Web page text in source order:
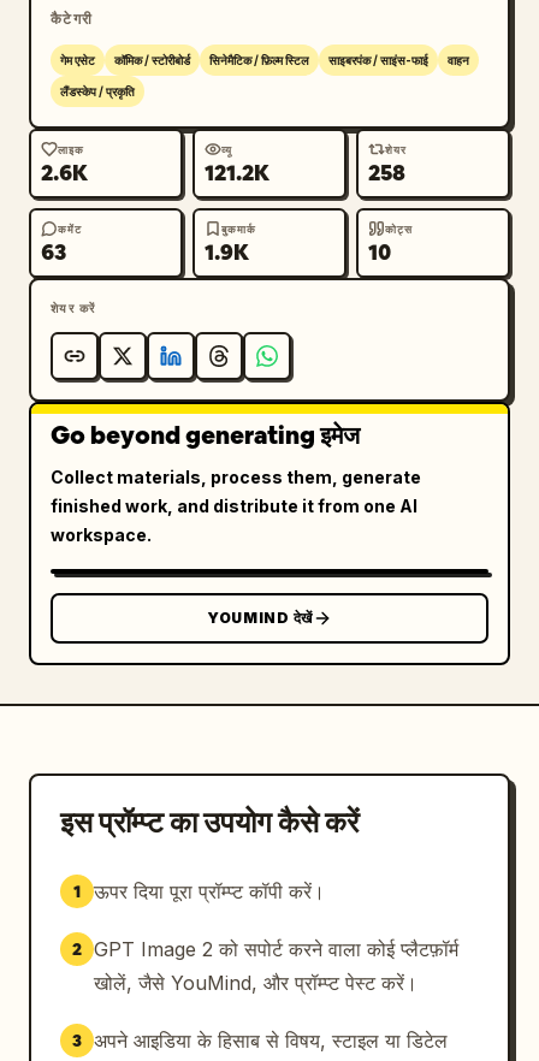
कैटेगरी
गेम एसेट कॉमिक / स्टोरीबोर्ड सिनेमैटिक / फ़िल्म स्टिल साइबरपंक / साइंस-फाई वाहन
लैंडस्केप / प्रकृति
लाइक
2.6K
व्यू
121.2K
शेयर
258
कमेंट
63
बुकमार्क
1.9K
कोट्स
10
शेयर करें
Go beyond generating इमेज
Collect materials, process them, generate
finished work, and distribute it from one AI
workspace.
YOUMIND देखें
इस प्रॉम्प्ट का उपयोग कैसे करें
1 ऊपर दिया पूरा प्रॉम्प्ट कॉपी करें।
2 GPT Image 2 को सपोर्ट करने वाला कोई प्लैटफ़ॉर्म
खोलें, जैसे YouMind, और प्रॉम्प्ट पेस्ट करें।
3 अपने आइडिया के हिसाब से विषय, स्टाइल या डिटेल